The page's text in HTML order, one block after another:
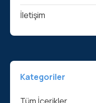
İletişim
Kategoriler